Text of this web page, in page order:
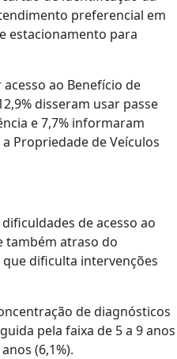
preferencial em
estacionamento para
ao Benefício de
disseram usar passe
e 7,7% informaram
Propriedade de Veículos
de acesso ao
também atraso do
dificulta intervenções
de diagnósticos
pela faixa de 5 a 9 anos
(6,1%).